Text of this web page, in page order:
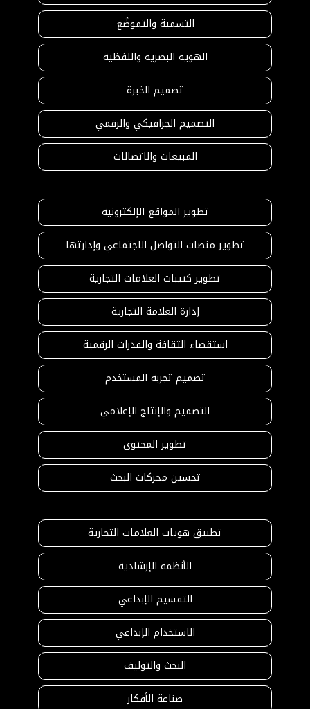
التسمية والتموضُع
الهوية البصرية واللفظية
تصميم الخبرة
التصميم الجرافيكي والرقمي
المبيعات والاتصالات
تطوير المواقع الإلكترونية
تطوير منصات التواصل الاجتماعي وإدارتها
تطوير كتيبات العلامات التجارية
إدارة العلامة التجارية
استقصاء الثقافة والقدرات الرقمية
تصميم تجربة المستخدم
التصميم والإنتاج الإعلامي
تطوير المحتوى
تحسين محركات البحث
تطبيق هويات العلامات التجارية
الأنظمة الإرشادية
التقسيم الإبداعي
الاستخدام الإبداعي
البحث والتوليف
صناعة الأفكار